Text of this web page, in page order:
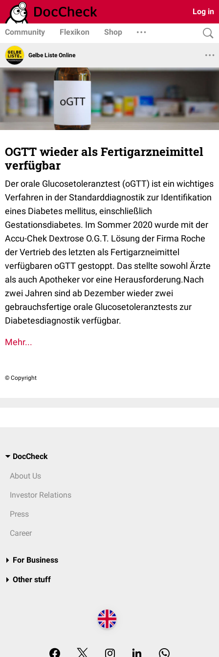
Log in
Community Flexikon Shop
Gelbe Liste Online
OGTT wieder als Fertigarzneimittel
verfügbar
Der orale Glucosetoleranztest (oGTT) ist ein wichtiges
Verfahren in der Standarddiagnostik zur Identifikation
eines Diabetes mellitus, einschließlich
Gestationsdiabetes. Im Sommer 2020 wurde mit der
Accu-Chek Dextrose O.G.T. Lösung der Firma Roche
der Vertrieb des letzten als Fertigarzneimittel
verfügbaren oGTT gestoppt. Das stellte sowohl Ärzte
als auch Apotheker vor eine Herausforderung.Nach
zwei Jahren sind ab Dezember wieder zwei
gebrauchsfertige orale Glucosetoleranztests zur
Diabetesdiagnostik verfügbar.
Mehr...
© Copyright
DocCheck
About Us
Investor Relations
Press
Career
For Business
Other stuff